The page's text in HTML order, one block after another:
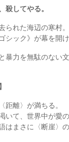
殺してやる。
られた海辺の寒村
シック》が幕を開
暴力を無駄のない
距離〉が満ちる。
、世界中が愛の
〈断崖〉の上